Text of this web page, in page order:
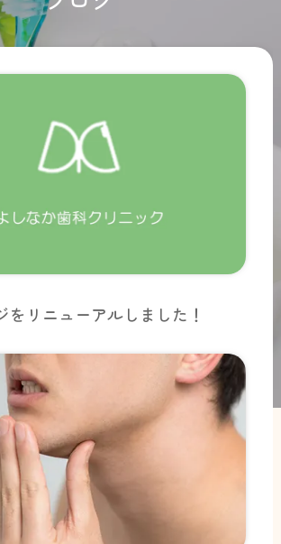
をリニューアルしました！